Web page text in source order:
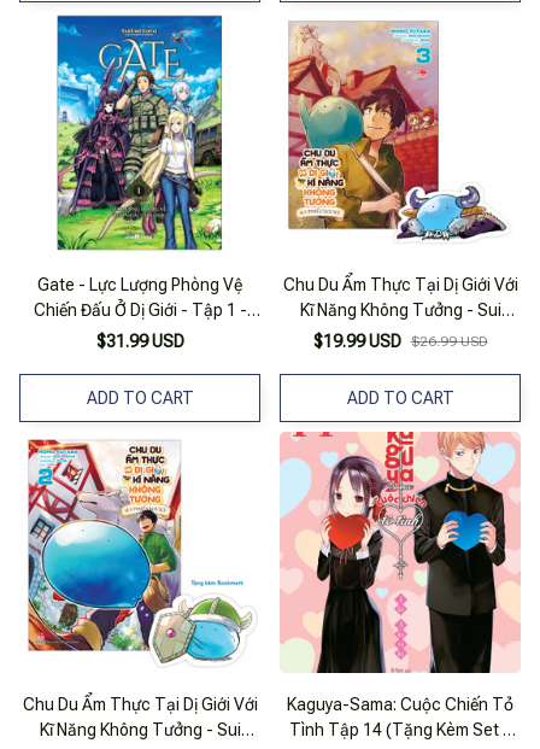
Gate - Lực Lượng Phòng Vệ
Chiến Đấu Ở Dị Giới - Tập 1 -
Bản Đặc Biệt - Tặng Kèm
$31.99 USD
ADD TO CART
Chu Du Ẩm Thực Tại Dị Giới Với
Kĩ Năng Không Tưởng - Sui
Phiêu Lưu Ký - Tập 3 - Tặng
$19.99 USD $26.99 USD
ADD TO CART
Chu Du Ẩm Thực Tại Dị Giới Với
Kĩ Năng Không Tưởng - Sui
Kaguya-Sama: Cuộc Chiến Tỏ
Tình Tập 14 (Tặng Kèm Set 5